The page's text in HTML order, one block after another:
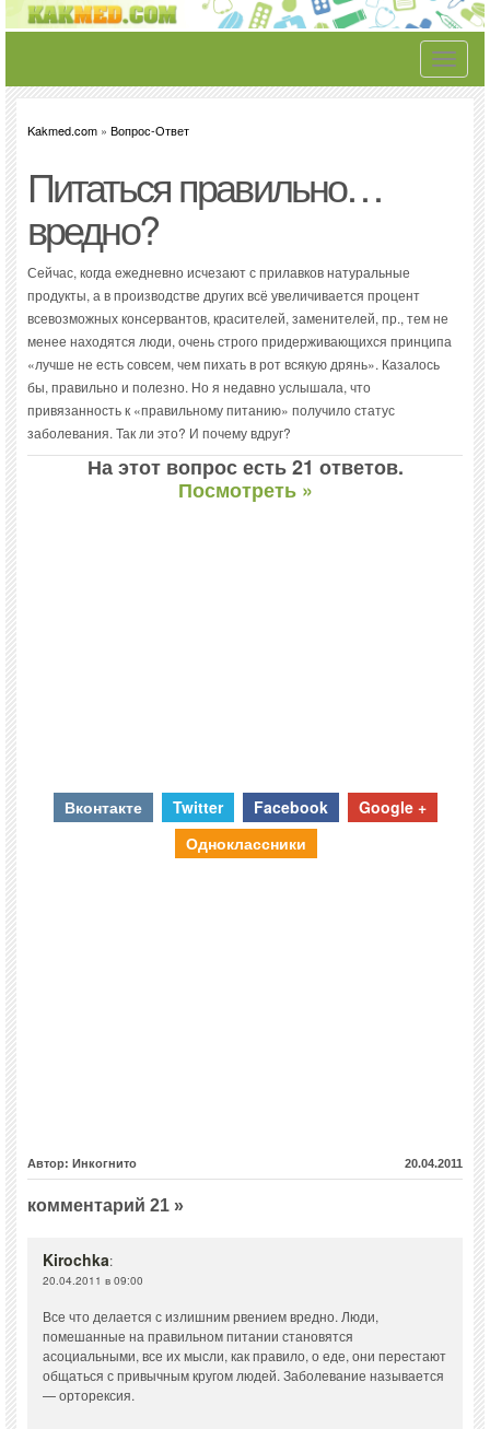
Toggle
Kakmed.com » Вопрос-Ответ
Питаться правильно…
вредно?
Сейчас, когда ежедневно исчезают с прилавков натуральные
продукты, а в производстве других всё увеличивается процент
всевозможных консервантов, красителей, заменителей, пр., тем не
менее находятся люди, очень строго придерживающихся принципа
«лучше не есть совсем, чем пихать в рот всякую дрянь». Казалось
бы, правильно и полезно. Но я недавно услышала, что
привязанность к «правильному питанию» получило статус
заболевания. Так ли это? И почему вдруг?
На этот вопрос есть 21 ответов.
Посмотреть »
Вконтакте Twitter Facebook
Google +
Одноклассники
Автор: Инкогнито 20.04.2011
комментарий 21 »
Kirochka:
20.04.2011 в 09:00
Все что делается с излишним рвением вредно. Люди,
помешанные на правильном питании становятся
асоциальными, все их мысли, как правило, о еде, они перестают
общаться с привычным кругом людей. Заболевание называется
— орторексия.